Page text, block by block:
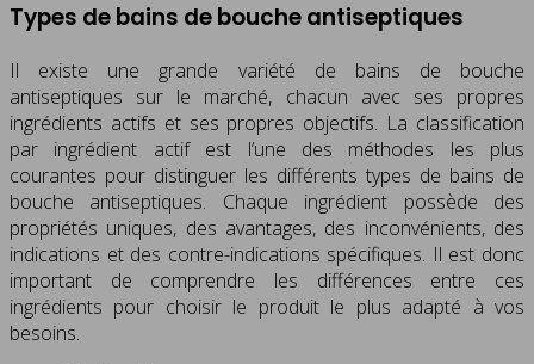
Types de bains de bouche antiseptiques
Il existe une grande variété de bains de bouche
antiseptiques sur le marché, chacun avec ses propres
ingrédients actifs et ses propres objectifs. La classification
par ingrédient actif est l’une des méthodes les plus
courantes pour distinguer les différents types de bains de
bouche antiseptiques. Chaque ingrédient possède des
propriétés uniques, des avantages, des inconvénients, des
indications et des contre-indications spécifiques. Il est donc
important de comprendre les différences entre ces
ingrédients pour choisir le produit le plus adapté à vos
besoins.